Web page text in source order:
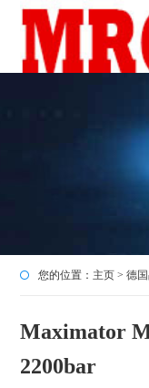
您的位置： 主页 >德
Maximator
2200bar